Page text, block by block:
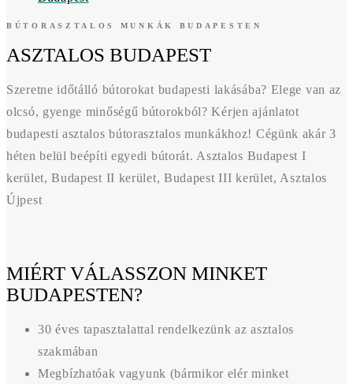
BÚTORASZTALOS MUNKÁK BUDAPESTEN
ASZTALOS BUDAPEST
Szeretne időtálló bútorokat budapesti lakásába? Elege van az
olcsó, gyenge minőségű bútorokból? Kérjen ajánlatot
budapesti asztalos bútorasztalos munkákhoz! Cégünk akár 3
héten belül beépíti egyedi bútorát. Asztalos Budapest I
kerület, Budapest II kerület, Budapest III kerület, Asztalos
Újpest
MIÉRT VÁLASSZON MINKET
BUDAPESTEN?
30 éves tapasztalattal rendelkezünk az asztalos
szakmában
Megbízhatóak vagyunk (bármikor elér minket